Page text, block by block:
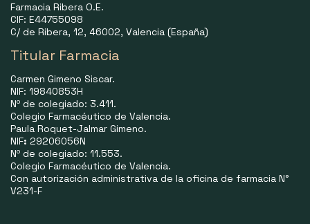
Farmacia Ribera O.E.
CIF: E44755098
C/ de Ribera, 12, 46002, Valencia (España)
Titular Farmacia
Carmen Gimeno Siscar.
NIF: 19840853H
Nº de colegiado: 3.411.
Colegio Farmacéutico de Valencia.
Paula Roquet-Jalmar Gimeno.
NIF: 29206056N
Nº de colegiado: 11.553.
Colegio Farmacéutico de Valencia.
Con autorización administrativa de la oficina de farmacia N°
V231-F